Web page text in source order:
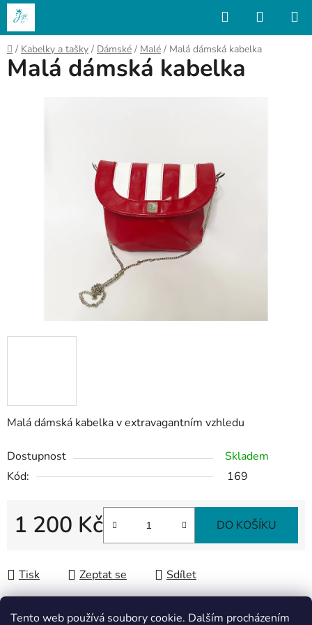
Tento web používá soubory cookie. Dalším procházením
Přejít
obsah
Hledat
KOŠÍK
Domů
/ Kabelky a tašky / Dámské / Malé / Malá dámská kabelka
Malá dámská kabelka v extravagantním vzhledu
Dostupnost
Skladem
Kód:
169
1 200 Kč DO KOŠÍKU
Tisk Zeptat se Sdílet
Malá dámská kabelka